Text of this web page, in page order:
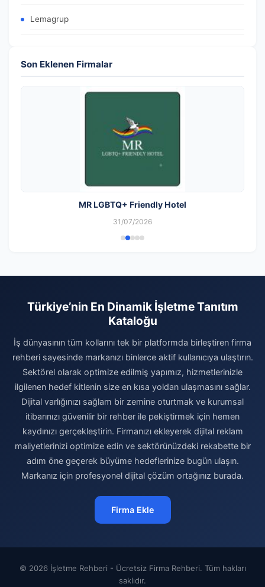
Lemagrup
Son Eklenen Firmalar
MR LGBTQ+ Friendly Hotel
31/07/2026
Türkiye’nin En Dinamik İşletme Tanıtım
Kataloğu
İş dünyasının tüm kollarını tek bir platformda birleştiren firma
rehberi sayesinde markanızı binlerce aktif kullanıcıya ulaştırın.
Sektörel olarak optimize edilmiş yapımız, hizmetlerinizle
ilgilenen hedef kitlenin size en kısa yoldan ulaşmasını sağlar.
Dijital varlığınızı sağlam bir zemine oturtmak ve kurumsal
itibarınızı güvenilir bir rehber ile pekiştirmek için hemen
kaydınızı gerçekleştirin. Firmanızı ekleyerek dijital reklam
maliyetlerinizi optimize edin ve sektörünüzdeki rekabette bir
adım öne geçerek büyüme hedeflerinize bugün ulaşın.
Markanız için profesyonel dijital çözüm ortağınız burada.
Firma Ekle
© 2026 İşletme Rehberi - Ücretsiz Firma Rehberi. Tüm hakları
saklıdır.